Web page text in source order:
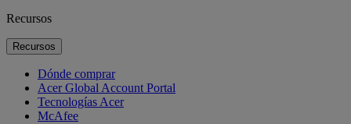
Recursos
Recursos
Dónde comprar
Acer Global Account Portal
Tecnologías Acer
McAfee